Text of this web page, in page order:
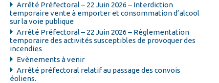
Arrêté Préfectoral – 22 Juin 2026 – Interdiction
temporaire vente à emporter et consommation d’alcool
sur la voie publique
Arrêté Préfectoral – 22 Juin 2026 – Règlementation
temporaire des activités susceptibles de provoquer des
incendies
Evènements à venir
Arrêté préfectoral relatif au passage des convois
éoliens.